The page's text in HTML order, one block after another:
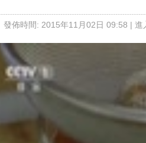
發佈時間: 2015年11月02日 09:58 | 進